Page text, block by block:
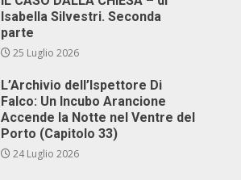
Isabella Silvestri. Seconda
parte
25 Luglio 2026
L’Archivio dell’Ispettore Di
Falco: Un Incubo Arancione
Accende la Notte nel Ventre del
Porto (Capitolo 33)
24 Luglio 2026